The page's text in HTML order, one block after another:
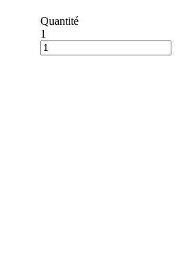
Quantité
1